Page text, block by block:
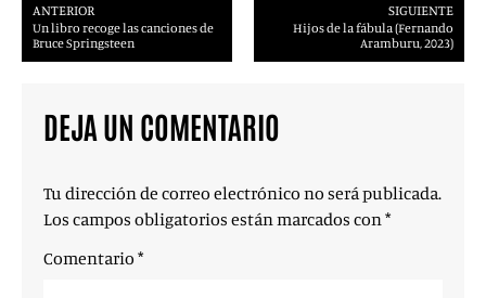
ANTERIOR
Un libro recoge las canciones de
Bruce Springsteen
SIGUIENTE
Hijos de la fábula (Fernando
Aramburu, 2023)
DEJA UN COMENTARIO
Tu dirección de correo electrónico no será publicada.
Los campos obligatorios están marcados con*
Comentario *